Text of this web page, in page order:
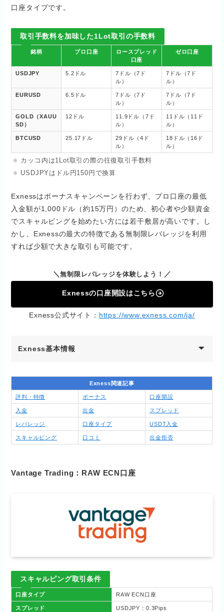
口座タイプです。
取引手数料を加味した1Lot取引の手数料
銘柄 プロ口座
ロースプレッド
口座
ゼロ口座
USDJPY 5.2ドル
7ドル（7ド
ル）
7ドル（7ド
ル）
EURUSD 6.5ドル
7ドル（7ド
ル）
7ドル（7ド
ル）
GOLD（XAUU
SD）
12ドル
11.9ドル（7ド
ル）
11ドル（11ド
ル）
BTCUSD 25.17ドル
29ドル（4ド
ル）
18ドル（16ド
ル）
カッコ内は1Lot取引の際の往復取引手数料
USDJPYはドル円150円で換算
Exnessはボーナスキャンペーンを行わず、プロ口座の最低
入金額が1,000ドル（約15万円）のため、初心者や少額資金
でスキャルピングを始めたい方には若干敷居が高いです。し
かし、Exnessの最大の特徴である無制限レバレッジを利用
すれば少額で大きな取引も可能です。
＼無制限レバレッジを体験しよう！ ／
Exnessの口座開設はこちら
Exness公式サイト： https://www.exness.com/ja/
Exness基本情報
Exness関連記事
評判・特徴 ボーナス 口座開設
入金 出金 スプレッド
レバレッジ 口座タイプ USDT入金
スキャルピング 口コミ 出金拒否
Vantage Trading：RAW ECN口座
スキャルピング取引条件
口座タイプ RAW ECN口座
スプレッド
USDJPY：0.3Pips